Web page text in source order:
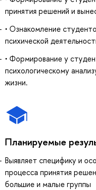
принятия решений и
• Ознакомление
психической
• Формирование у
психологическому
жизни.
Планируемые
Выявляет специфику и
процесса принятия
большие и малые группы